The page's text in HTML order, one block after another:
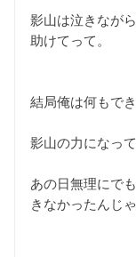
影山は泣きなが
助けてって。
結局俺は何もで
影山の力になっ
あの日無理にで
きなかったんじ